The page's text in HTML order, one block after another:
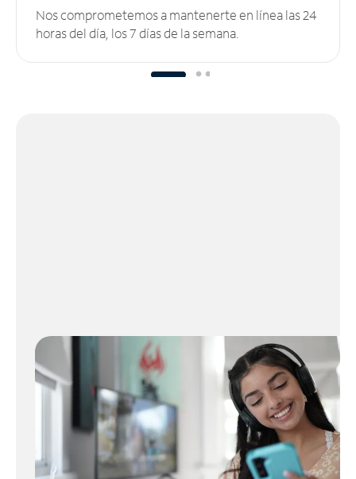
Nos comprometemos a mantenerte en línea las 24
horas del día, los 7 días de la semana.